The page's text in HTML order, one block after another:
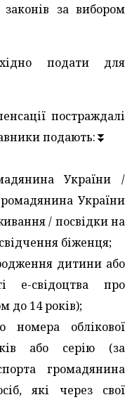
за вибором
подати для
постраждалі
подають:⏬️
України /
України
/ посвідки на
біженця;
дитини або
е-свідоцтва про
до 14 років);
номера облікової
або серію (за
громадянина
які через свої